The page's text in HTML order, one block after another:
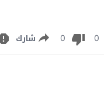
0
0 شارك